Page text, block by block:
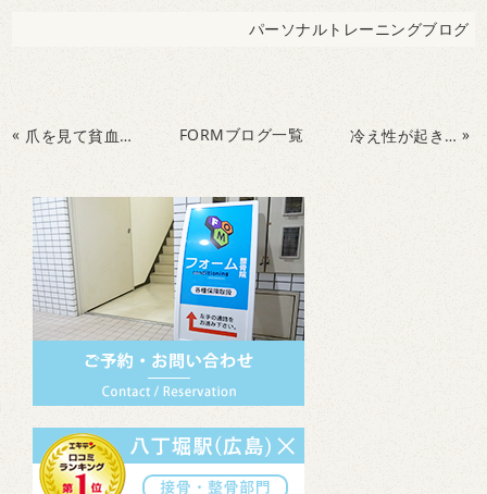
パーソナルトレーニングブログ
« 爪を見て貧血がわかる！？ FORMブログ一覧 冷え性が起きやすい人の特徴とは？ »